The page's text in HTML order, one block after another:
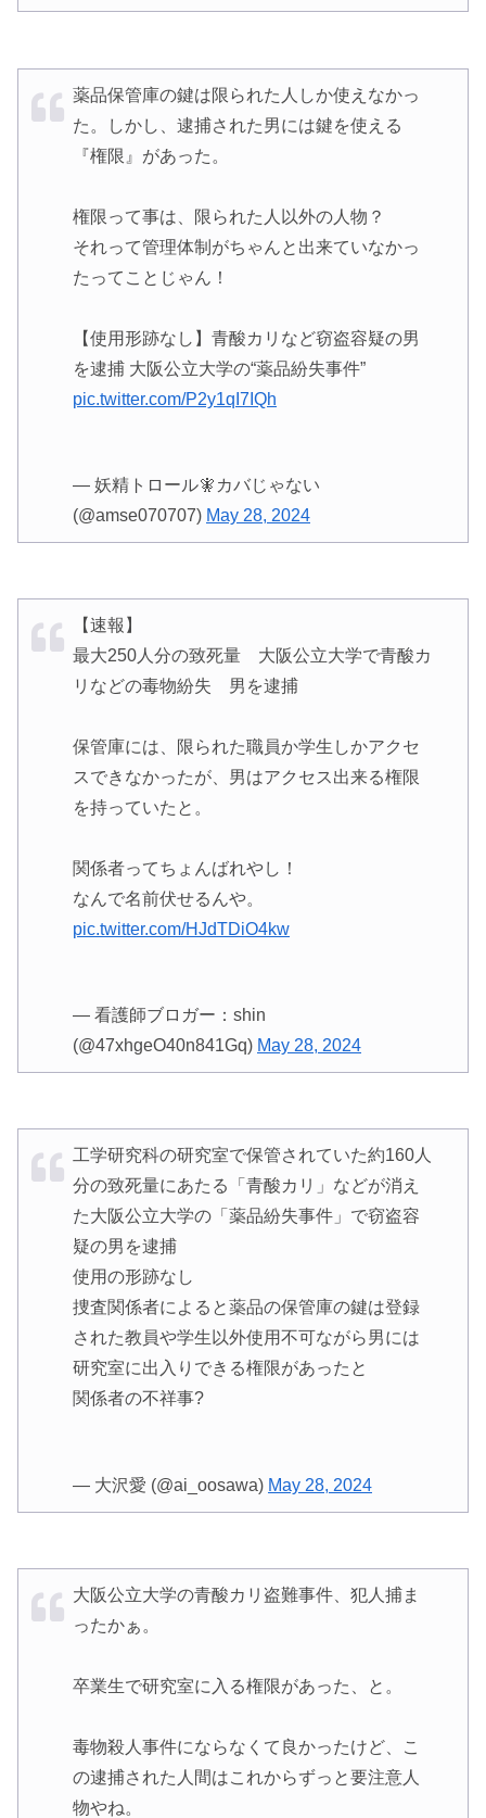
薬品保管庫の鍵は限られた人しか使えなかっ
た。しかし、逮捕された男には鍵を使える
『権限』があった。
権限って事は、限られた人以外の人物？
それって管理体制がちゃんと出来ていなかっ
たってことじゃん！
【使用形跡なし】青酸カリなど窃盗容疑の男
を逮捕 大阪公立大学の“薬品紛失事件”
pic.twitter.com/P2y1qI7IQh
— 妖精トロール🧚カバじゃない
(@amse070707) May 28, 2024
【速報】
最大250人分の致死量 大阪公立大学で青酸カ
リなどの毒物紛失 男を逮捕
保管庫には、限られた職員か学生しかアクセ
スできなかったが、男はアクセス出来る権限
を持っていたと。
関係者ってちょんばれやし！
なんで名前伏せるんや。
pic.twitter.com/HJdTDiO4kw
— 看護師ブロガー：shin
(@47xhgeO40n841Gq) May 28, 2024
工学研究科の研究室で保管されていた約160人
分の致死量にあたる「青酸カリ」などが消え
た大阪公立大学の「薬品紛失事件」で窃盗容
疑の男を逮捕
使用の形跡なし
捜査関係者によると薬品の保管庫の鍵は登録
された教員や学生以外使用不可ながら男には
研究室に出入りできる権限があったと
関係者の不祥事?
— 大沢愛 (@ai_oosawa) May 28, 2024
大阪公立大学の青酸カリ盗難事件、犯人捕ま
ったかぁ。
卒業生で研究室に入る権限があった、と。
毒物殺人事件にならなくて良かったけど、こ
の逮捕された人間はこれからずっと要注意人
物やね。